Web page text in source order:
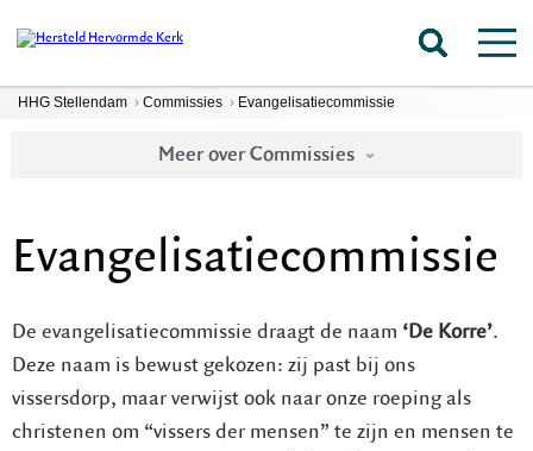
HHG Stellendam › Commissies › Evangelisatiecommissie
Meer over Commissies
Evangelisatiecommissie
De evangelisatiecommissie draagt de naam ‘De Korre’.
Deze naam is bewust gekozen: zij past bij ons
vissersdorp, maar verwijst ook naar onze roeping als
christenen om “vissers der mensen” te zijn en mensen te